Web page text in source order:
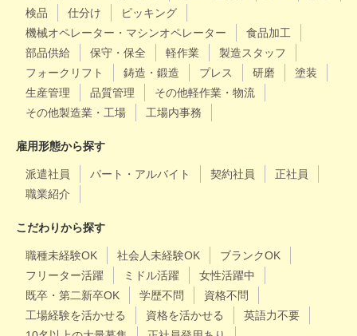
検品
仕分け
ピッキング
機械オペレーター・マシンオペレーター
食品加工
部品供給
保守・保全 軽作業
製造スタッフ
フォークリフト
鋳造・鍛造 プレス 研磨
塗装
生産管理
品質管理
その他軽作業・物流
その他製造業・工場
工場内事務
雇用形態から探す
派遣社員 パート・アルバイト 契約社員
正社員
職業紹介
こだわりから探す
職種未経験OK 社会人未経験OK
ブランクOK
フリーター活躍
ミドル活躍
女性活躍中
既卒・第二新卒OK
学歴不問
資格不問
工場経験を活かせる
資格を活かせる
英語力不要